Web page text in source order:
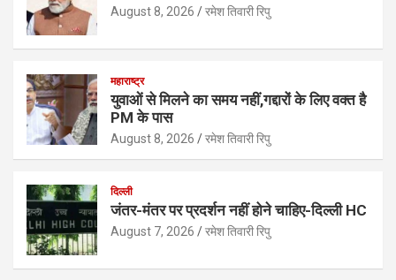
August 8, 2026 रमेश तिवारी रिपु
महाराष्ट्र
युवाओं से मिलने का समय नहीं,गद्दारों के लिए वक्त है
PM के पास
August 8, 2026 रमेश तिवारी रिपु
दिल्ली
जंतर-मंतर पर प्रदर्शन नहीं होने चाहिए-दिल्ली HC
August 7, 2026 रमेश तिवारी रिपु